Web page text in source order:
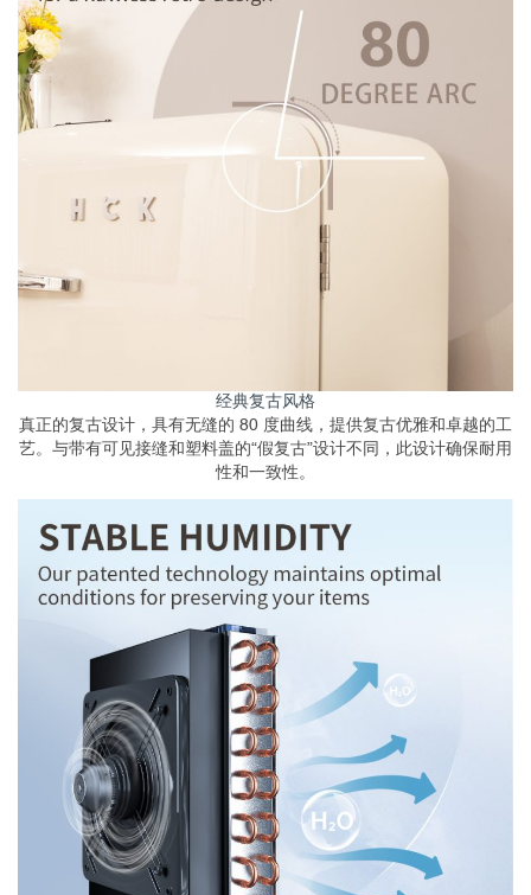
经典复古风格
真正的复古设计，具有无缝的 80 度曲线，提供复古优雅和卓越的工
艺。与带有可见接缝和塑料盖的“假复古”设计不同，此设计确保耐用
性和一致性。